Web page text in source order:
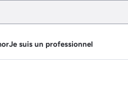
Je suis un professionnel